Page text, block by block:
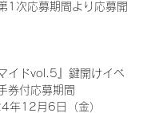
1次応募期間より応募開
イドvol.5』鍵開けイベ
券付応募期間
年12月6日（金）